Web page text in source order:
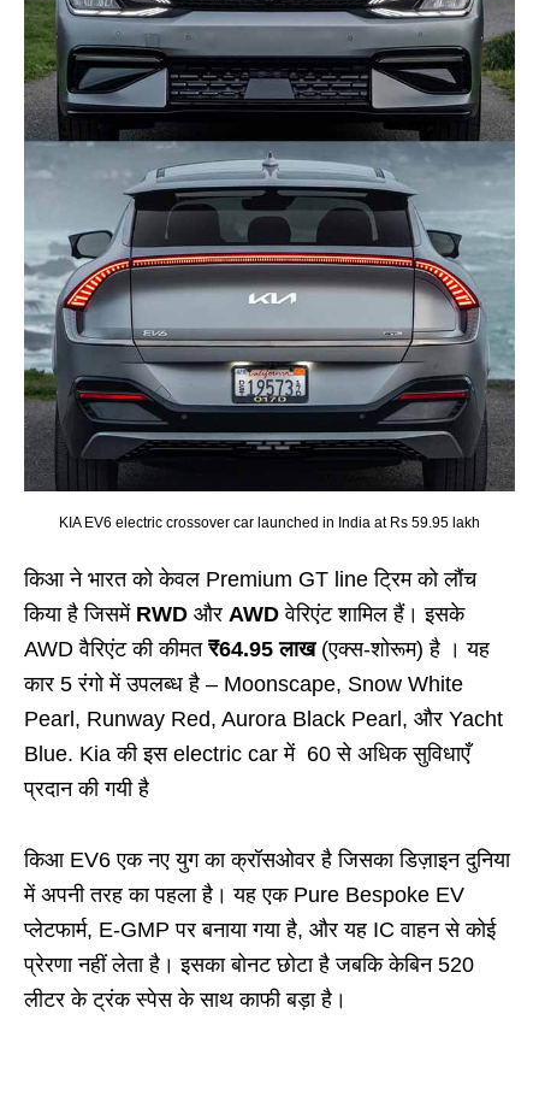
KIA EV6 electric crossover car launched in India at Rs 59.95 lakh
किआ ने भारत को केवल Premium GT line ट्रिम को लौंच
किया है जिसमें RWD और AWD वेरिएंट शामिल हैं। इसके
AWD वैरिएंट की कीमत ₹64.95 लाख (एक्स-शोरूम) है । यह
कार 5 रंगो में उपलब्ध है – Moonscape, Snow White
Pearl, Runway Red, Aurora Black Pearl, और Yacht
Blue. Kia की इस electric car में 60 से अधिक सुविधाएँ
प्रदान की गयी है
किआ EV6 एक नए युग का क्रॉसओवर है जिसका डिज़ाइन दुनिया
में अपनी तरह का पहला है। यह एक Pure Bespoke EV
प्लेटफार्म, E-GMP पर बनाया गया है, और यह IC वाहन से कोई
प्रेरणा नहीं लेता है। इसका बोनट छोटा है जबकि केबिन 520
लीटर के ट्रंक स्पेस के साथ काफी बड़ा है।